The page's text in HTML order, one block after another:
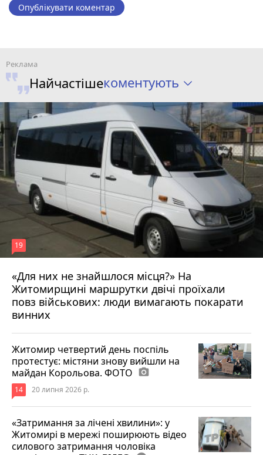
Опублікувати коментар
Найчастішекоментують
«Для них не знайшлося місця?» На
Житомирщині маршрутки двічі проїхали
повз військових: люди вимагають покарати
винних
19
17 липня 2026 р.
Житомир четвертий день поспіль
протестує: містяни знову вийшли на
майдан Корольова. ФОТО photo_camera
14 20 липня 2026 р.
«Затримання за лічені хвилини»: у
Житомирі в мережі поширюють відео
силового затримання чоловіка